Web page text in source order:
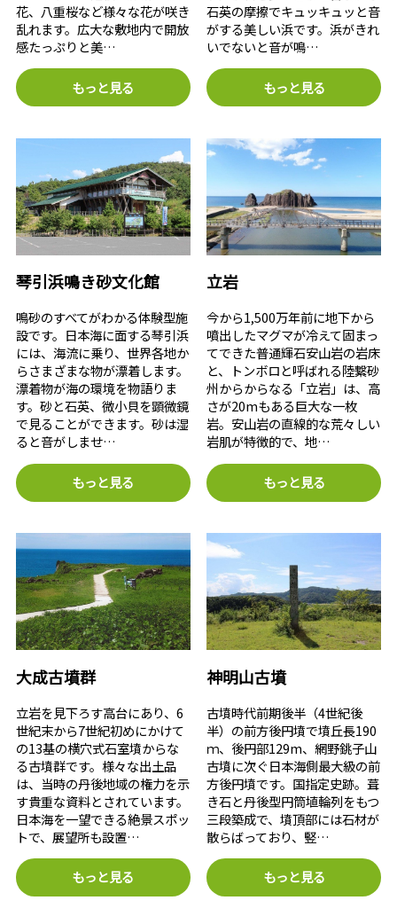
花、八重桜など様々な花が咲き
乱れます。広大な敷地内で開放
感たっぷりと美…
もっと見る
石英の摩擦でキュッキュッと音
がする美しい浜です。浜がきれ
いでないと音が鳴…
もっと見る
琴引浜鳴き砂文化館
鳴砂のすべてがわかる体験型施
設です。日本海に面する琴引浜
には、海流に乗り、世界各地か
らさまざまな物が漂着します。
漂着物が海の環境を物語りま
す。砂と石英、微小貝を顕微鏡
で見ることができます。砂は湿
ると音がしませ…
もっと見る
立岩
今から1,500万年前に地下から
噴出したマグマが冷えて固まっ
てできた普通輝石安山岩の岩床
と、トンボロと呼ばれる陸繋砂
州からからなる「立岩」は、高
さが20mもある巨大な一枚
岩。安山岩の直線的な荒々しい
岩肌が特徴的で、地…
もっと見る
大成古墳群
立岩を見下ろす高台にあり、6
世紀末から7世紀初めにかけて
の13基の横穴式石室墳からな
る古墳群です。様々な出土品
は、当時の丹後地域の権力を示
す貴重な資料とされています。
日本海を一望できる絶景スポッ
トで、展望所も設置…
もっと見る
神明山古墳
古墳時代前期後半（4世紀後
半）の前方後円墳で墳丘長190
ｍ、後円部129m、網野銚子山
古墳に次ぐ日本海側最大級の前
方後円墳です。国指定史跡。葺
き石と丹後型円筒埴輪列をもつ
三段築成で、墳頂部には石材が
散らばっており、竪…
もっと見る